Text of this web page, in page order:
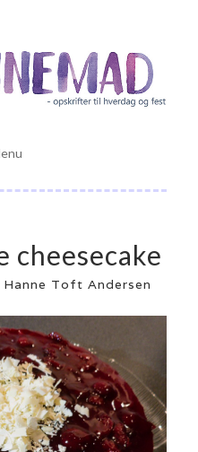
cheesecake
Hanne Toft Andersen